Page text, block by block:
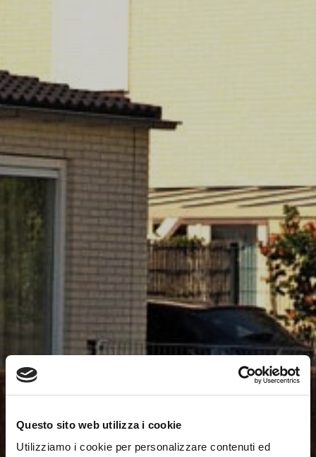
Questo sito web utilizza i cookie
Utilizziamo i cookie per personalizzare contenuti ed